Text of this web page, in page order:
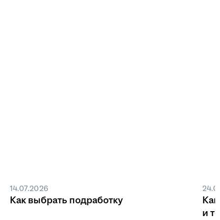
14.07.2026
Как выбрать подработку
и